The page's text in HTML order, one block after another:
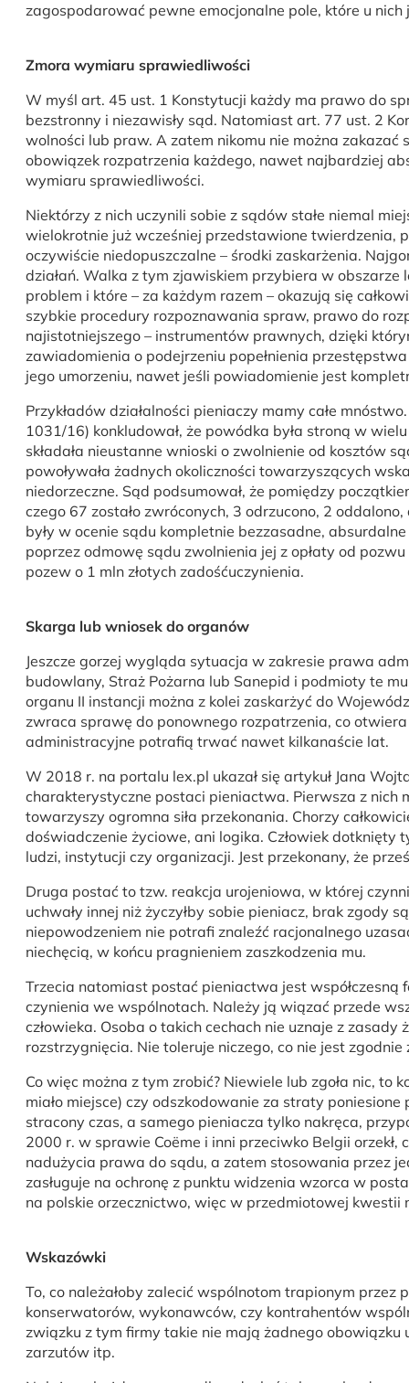
zagospodarować pewne emocjonalne pole, które u nich
Zmora wymiaru sprawiedliwości
W myśl art. 45 ust. 1 Konstytucji każdy ma prawo do
bezstronny i niezawisły sąd. Natomiast art. 77 ust. 2
wolności lub praw. A zatem nikomu nie można
obowiązek rozpatrzenia każdego, nawet najbardziej
wymiaru sprawiedliwości.
Niektórzy z nich uczynili sobie z sądów stałe niemal
wielokrotnie już wcześniej przedstawione twierdzenia,
oczywiście niedopuszczalne – środki zaskarżenia.
działań. Walka z tym zjawiskiem przybiera w
problem i które – za każdym razem – okazują się
szybkie procedury rozpoznawania spraw, prawo do
najistotniejszego – instrumentów prawnych, dzięki
zawiadomienia o podejrzeniu popełnienia
jego umorzeniu, nawet jeśli powiadomienie jest
Przykładów działalności pieniaczy mamy całe
1031/16) konkludował, że powódka była stroną w
składała nieustanne wnioski o zwolnienie od kosztów
powoływała żadnych okoliczności towarzyszących
niedorzeczne. Sąd podsumował, że pomiędzy
czego 67 zostało zwróconych, 3 odrzucono, 2
były w ocenie sądu kompletnie bezzasadne,
poprzez odmowę sądu zwolnienia jej z opłaty od
pozew o 1 mln złotych zadośćuczynienia.
Skarga lub wniosek do organów
Jeszcze gorzej wygląda sytuacja w zakresie prawa
budowlany, Straż Pożarna lub Sanepid i podmioty te
organu II instancji można z kolei zaskarżyć do
zwraca sprawę do ponownego rozpatrzenia, co otwiera
administracyjne potrafią trwać nawet kilkanaście lat.
W 2018 r. na portalu lex.pl ukazał się artykuł Jana
charakterystyczne postaci pieniactwa. Pierwsza z nich
towarzyszy ogromna siła przekonania. Chorzy
doświadczenie życiowe, ani logika. Człowiek dotknięty
ludzi, instytucji czy organizacji. Jest przekonany, że
Druga postać to tzw. reakcja urojeniowa, w której
uchwały innej niż życzyłby sobie pieniacz, brak zgody
niepowodzeniem nie potrafi znaleźć racjonalnego
niechęcią, w końcu pragnieniem zaszkodzenia mu.
Trzecia natomiast postać pieniactwa jest
czynienia we wspólnotach. Należy ją wiązać przede
człowieka. Osoba o takich cechach nie uznaje z
rozstrzygnięcia. Nie toleruje niczego, co nie jest
Co więc można z tym zrobić? Niewiele lub zgoła nic,
miało miejsce) czy odszkodowanie za straty
stracony czas, a samego pieniacza tylko nakręca,
2000 r. w sprawie Coëme i inni przeciwko Belgii
nadużycia prawa do sądu, a zatem stosowania przez
zasługuje na ochronę z punktu widzenia wzorca w
na polskie orzecznictwo, więc w przedmiotowej
Wskazówki
To, co należałoby zalecić wspólnotom trapionym
konserwatorów, wykonawców, czy kontrahentów
związku z tym firmy takie nie mają żadnego
zarzutów itp.